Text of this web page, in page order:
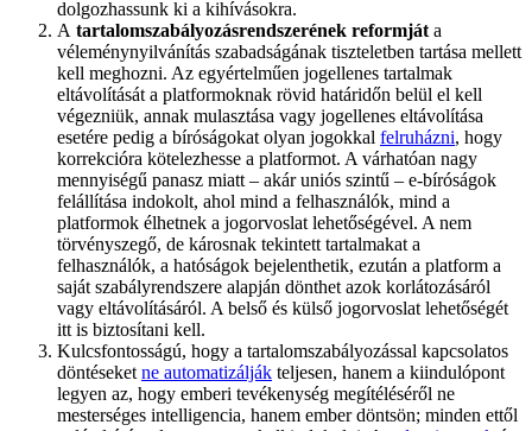
dolgozhassunk ki a kihívásokra.
A tartalomszabályozásrendszerének reformját a
véleménynyilvánítás szabadságának tiszteletben tartása mellett
kell meghozni. Az egyértelműen jogellenes tartalmak
eltávolítását a platformoknak rövid határidőn belül el kell
végezniük, annak mulasztása vagy jogellenes eltávolítása
esetére pedig a bíróságokat olyan jogokkal felruházni, hogy
korrekcióra kötelezhesse a platformot. A várhatóan nagy
mennyiségű panasz miatt – akár uniós szintű – e-bíróságok
felállítása indokolt, ahol mind a felhasználók, mind a
platformok élhetnek a jogorvoslat lehetőségével. A nem
törvényszegő, de károsnak tekintett tartalmakat a
felhasználók, a hatóságok bejelenthetik, ezután a platform a
saját szabályrendszere alapján dönthet azok korlátozásáról
vagy eltávolításáról. A belső és külső jogorvoslat lehetőségét
itt is biztosítani kell.
Kulcsfontosságú, hogy a tartalomszabályozással kapcsolatos
döntéseket ne automatizálják teljesen, hanem a kiindulópont
legyen az, hogy emberi tevékenység megítéléséről ne
mesterséges intelligencia, hanem ember döntsön; minden ettől